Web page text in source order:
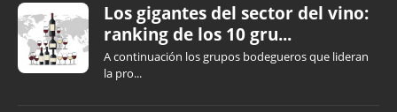
Los gigantes del sector del vino:
ranking de los 10 gru...
A continuación los grupos bodegueros que lideran
la pro...